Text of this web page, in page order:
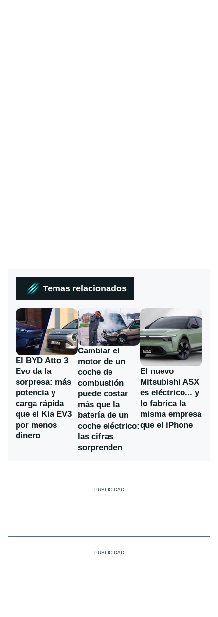
Temas relacionados
El BYD Atto 3
Evo da la
sorpresa: más
potencia y
carga rápida
que el Kia EV3
por menos
dinero
Cambiar el
motor de un
coche de
combustión
puede costar
más que la
batería de un
coche eléctrico:
las cifras
sorprenden
El nuevo
Mitsubishi ASX
es eléctrico... y
lo fabrica la
misma empresa
que el iPhone